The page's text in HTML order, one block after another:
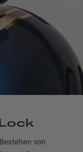
von